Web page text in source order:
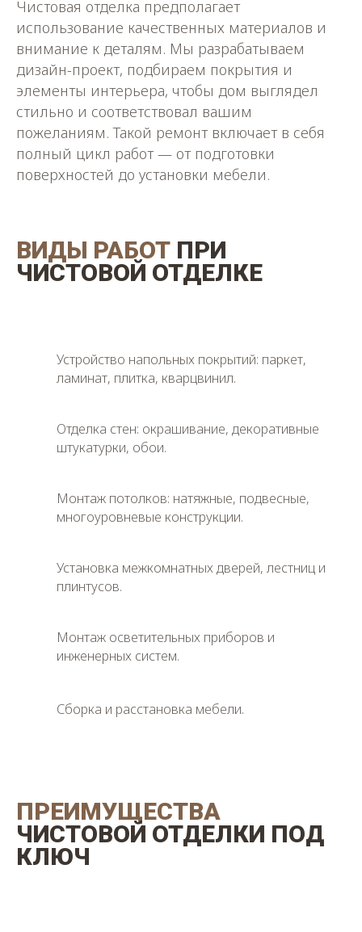
Чистовая отделка предполагает
использование качественных материалов и
внимание к деталям. Мы разрабатываем
дизайн-проект, подбираем покрытия и
элементы интерьера, чтобы дом выглядел
стильно и соответствовал вашим
пожеланиям. Такой ремонт включает в себя
полный цикл работ — от подготовки
поверхностей до установки мебели.
ВИДЫ РАБОТ ПРИ
ЧИСТОВОЙ ОТДЕЛКЕ
Устройство напольных покрытий: паркет,
ламинат, плитка, кварцвинил.
Отделка стен: окрашивание, декоративные
штукатурки, обои.
Монтаж потолков: натяжные, подвесные,
многоуровневые конструкции.
Установка межкомнатных дверей, лестниц и
плинтусов.
Монтаж осветительных приборов и
инженерных систем.
Сборка и расстановка мебели.
ПРЕИМУЩЕСТВА
ЧИСТОВОЙ ОТДЕЛКИ ПОД
КЛЮЧ